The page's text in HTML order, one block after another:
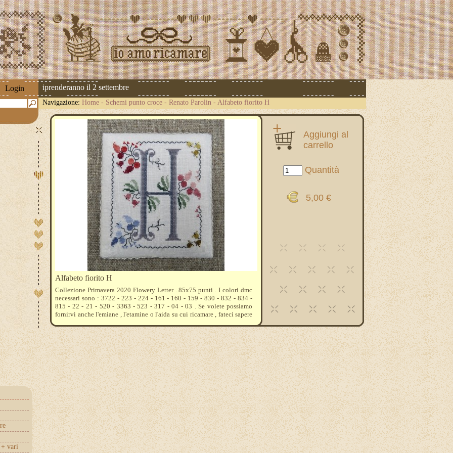
Login riprenderanno il 2 settembre
Navigazione: Home - Schemi punto croce - Renato Parolin - Alfabeto fiorito H
+ vari
Aggiungi al
carrello
Quantità
5,00 €
Alfabeto fiorito H
Collezione Primavera 2020 Flowery Letter . 85x75 punti . I colori dmc
necessari sono : 3722 - 223 - 224 - 161 - 160 - 159 - 830 - 832 - 834 -
815 - 22 - 21 - 520 - 3363 - 523 - 317 - 04 - 03 . Se volete possiamo
fornirvi anche l'emiane , l'etamine o l'aida su cui ricamare , fateci sapere